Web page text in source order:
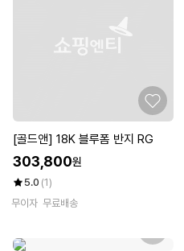
[골드앤] 18K 블루폼 반지 RG
303,800원
5.0 (1)
무이자 무료배송